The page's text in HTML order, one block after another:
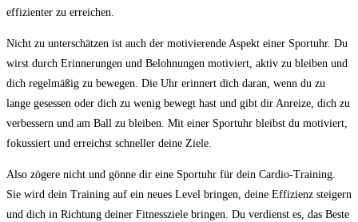
effizienter zu erreichen.
Nicht zu unterschätzen ist auch der motivierende Aspekt einer Sportuhr. Du
wirst durch Erinnerungen und Belohnungen⁣ motiviert, aktiv zu bleiben und
dich regelmäßig zu bewegen. Die Uhr erinnert dich daran, wenn du zu
lange gesessen oder dich zu wenig bewegt hast und gibt dir Anreize, dich zu
verbessern und ⁢am Ball zu bleiben. Mit einer Sportuhr‍ bleibst du ⁢motiviert,
fokussiert und erreichst schneller deine Ziele.
Also zögere nicht und gönne ⁤dir eine Sportuhr für ⁢dein Cardio-Training.
Sie​ wird dein Training auf ein neues Level bringen, deine Effizienz steigern
und dich in Richtung deiner‍ Fitnessziele bringen. Du‍ verdienst es, ​das Beste